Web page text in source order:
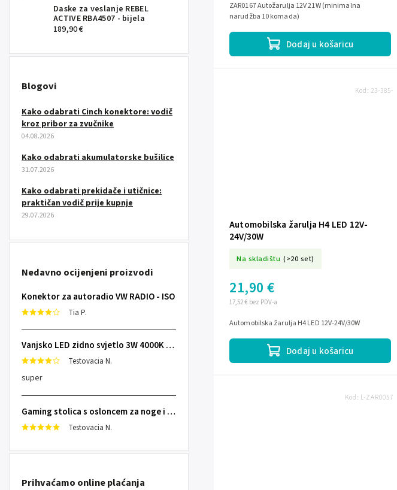
Daske za veslanje REBEL
ACTIVE RBA4507 - bijela
189,90 €
Blogovi
Kako odabrati Cinch konektore: vodič
kroz pribor za zvučnike
04.08.2026
Kako odabrati akumulatorske bušilice
31.07.2026
Kako odabrati prekidače i utičnice:
praktičan vodič prije kupnje
29.07.2026
Nedavno ocijenjeni proizvodi
Konektor za autoradio VW RADIO - ISO
Tia P.
Vanjsko LED zidno svjetlo 3W 4000K IP65
Testovacia N.
super
Gaming stolica s osloncem za noge i školjkastim sjedalom Specter Sofotel
Testovacia N.
Prihvaćamo online plaćanja
Dodaj u košaricu
ZAR0167 Autožarulja 12V 21W (minimalna
narudžba 10 komada)
Automobilska žarulja H4 LED 12V-
24V/30W
Na skladištu (>20 set)
17,52 € bez PDV-a
21,90 €
Dodaj u košaricu
Automobilska žarulja H4 LED 12V-24V/30W
Kod: 23-385-
Kod: L-ZAR0057